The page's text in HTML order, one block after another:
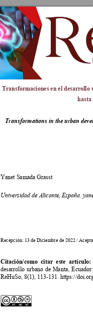
Transformaciones en el
Transformations in the urban
Yanet Samada
Universidad de Alicante, España.
Recepción: 13 de Diciembre de 2022 /
Citación/como citar este artículo:
desarrollo urbano de Manta,
ReHuSo, 8(1), 113-131. https://